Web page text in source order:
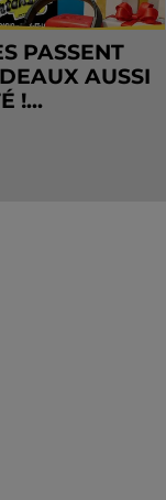
PASSENT
AUSSI
!...